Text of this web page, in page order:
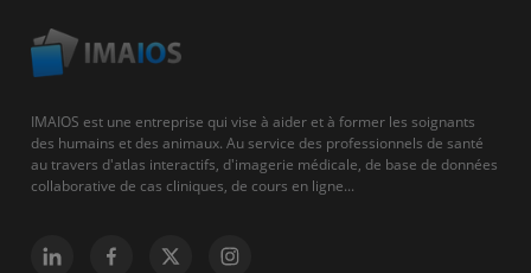
IMAIOS est une entreprise qui vise à aider et à former les soignants
des humains et des animaux. Au service des professionnels de santé
au travers d'atlas interactifs, d'imagerie médicale, de base de données
collaborative de cas cliniques, de cours en ligne...